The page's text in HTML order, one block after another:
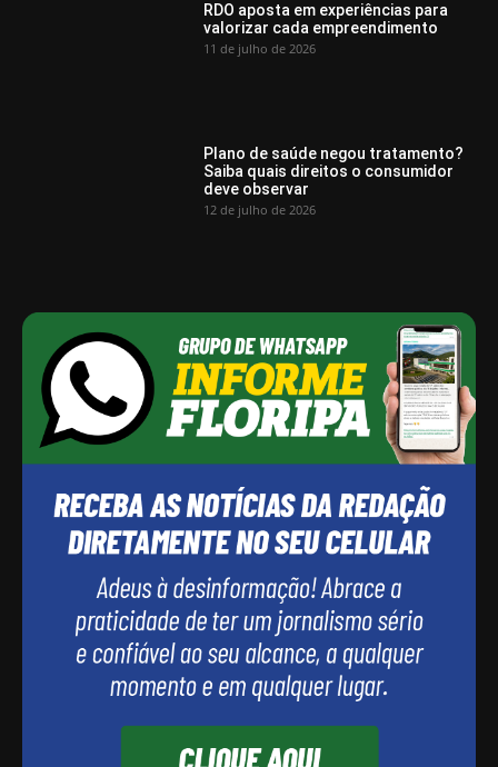
RDO aposta em experiências para
valorizar cada empreendimento
11 de julho de 2026
Plano de saúde negou tratamento?
Saiba quais direitos o consumidor
deve observar
12 de julho de 2026